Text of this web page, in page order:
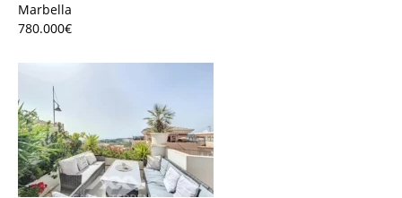
Marbella
780.000€